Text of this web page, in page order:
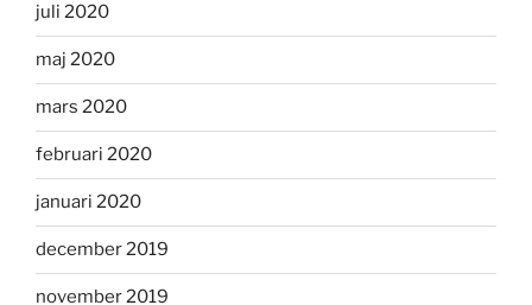
juli 2020
maj 2020
mars 2020
februari 2020
januari 2020
december 2019
november 2019